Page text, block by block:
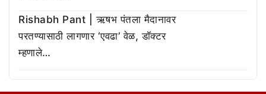
Rishabh Pant | ऋषभ पंतला मैदानावर
परतण्यासाठी लागणार ‘एवढा’ वेळ, डॉक्टर
म्हणाले…